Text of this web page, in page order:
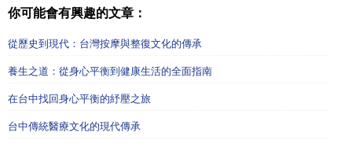
你可能會有興趣的文章：
從歷史到現代：台灣按摩與整復文化的傳承
養生之道：從身心平衡到健康生活的全面指南
在台中找回身心平衡的紓壓之旅
台中傳統醫療文化的現代傳承